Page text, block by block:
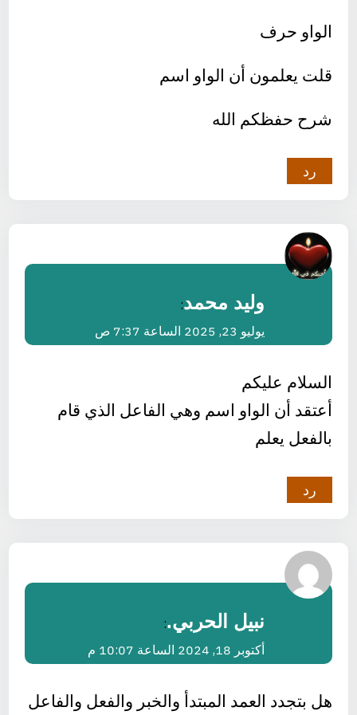
الواو حرف
قلت يعلمون أن الواو اسم
شرح حفظكم الله
رد
وليد محمد:
يوليو 23, 2025 الساعة 7:37 ص
السلام عليكم
أعتقد أن الواو اسم وهي الفاعل الذي قام
بالفعل يعلم
رد
نبيل الحربي.:
أكتوبر 18, 2024 الساعة 10:07 م
هل بتجدد العمد المبتدأ والخبر والفعل والفاعل